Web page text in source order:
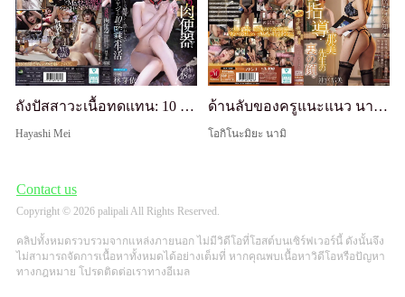
ถังปัสสาวะเนื้อทดแทน: 10 วันแห่งการกักขังกับยากูซ่าชรา ที่ไม่รู้จักพอและยังคงพุ่งออกมาไม่ว่าจะกี่ครั้ง - เมอิ ฮายาชิ
Hayashi Mei
ด้านลับของครูแนะแนว นามิ-เซนเซย์ ที่มีเพียงฉันในฐานะตัวแทนชั้นเรียนเท่านั้นที่รู้ หลังเลิกเรียน ครูหญิงที่จริงจังที่สุดในโรงเรียนหมกมุ่นกับการเปิดเผยตัวเองในบริเวณโรงเรียน—
โอกิโนะมิยะ นามิ
Contact us
Copyright © 2026 palipali All Rights Reserved.
คลิปทั้งหมดรวบรวมจากแหล่งภายนอก ไม่มีวิดีโอที่โฮสต์บนเซิร์ฟเวอร์นี้ ดังนั้นจึง
ไม่สามารถจัดการเนื้อหาทั้งหมดได้อย่างเต็มที่ หากคุณพบเนื้อหาวิดีโอหรือปัญหา
ทางกฎหมาย โปรดติดต่อเราทางอีเมล